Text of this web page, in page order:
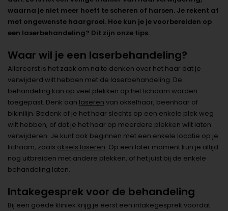
waarna je niet meer hoeft te scheren of harsen. Je rekent af
met ongewenste haargroei. Hoe kun je je voorbereiden op
een laserbehandeling? Dit zijn onze tips.
Waar wil je een laserbehandeling?
Allereerst is het zaak om na te denken over het haar dat je
verwijderd wilt hebben met de laserbehandeling. De
behandeling kan op veel plekken op het lichaam worden
toegepast. Denk aan laseren van okselhaar, beenhaar of
bikinilijn. Bedenk of je het haar slechts op een enkele plek weg
wilt hebben, of dat je het haar op meerdere plekken wilt laten
verwijderen. Je kunt ook beginnen met een enkele locatie op je
lichaam, zoals oksels laseren. Op een later moment kun je altijd
nog uitbreiden met andere plekken, of het juist bij de enkele
behandeling laten.
Intakegesprek voor de behandeling
Bij een goede kliniek krijg je eerst een intakegesprek voordat